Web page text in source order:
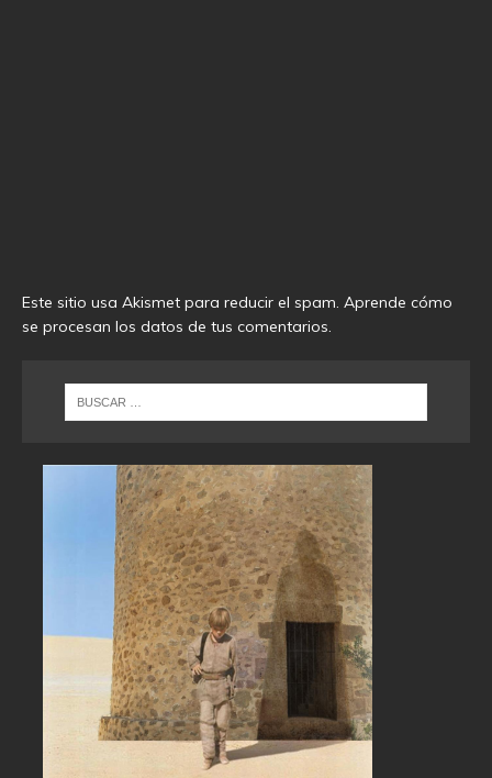
Este sitio usa Akismet para reducir el spam. Aprende cómo
se procesan los datos de tus comentarios.